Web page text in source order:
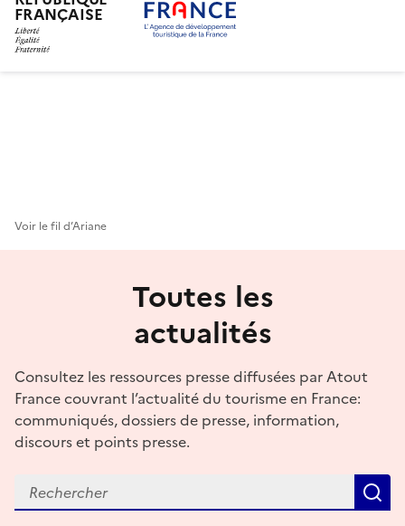
FRANÇAISE
Voir le fil d’Ariane
Toutes les
actualités
Consultez les ressources presse diffusées par Atout
France couvrant l’actualité du tourisme en France:
communiqués, dossiers de presse, information,
discours et points presse.